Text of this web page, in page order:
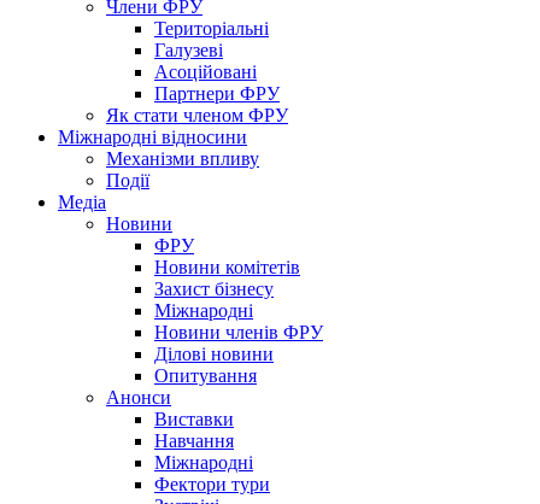
Члени ФРУ
Територіальні
Галузеві
Асоційовані
Партнери ФРУ
Як стати членом ФРУ
Міжнародні відносини
Механізми впливу
Події
Медіа
Новини
ФРУ
Новини комітетів
Захист бізнесу
Міжнародні
Новини членів ФРУ
Ділові новини
Опитування
Анонси
Виставки
Навчання
Міжнародні
Фектори тури